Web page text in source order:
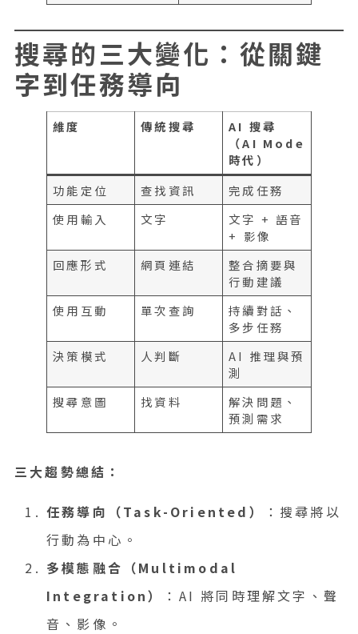
搜尋的三大變化：從關鍵
字到任務導向
維度 傳統搜尋
AI 搜尋
（AI Mode
時代）
功能定位
查找資訊
完成任務
使用輸入
文字
文字 + 語音
+ 影像
回應形式
網頁連結
整合摘要與
行動建議
使用互動
單次查詢
持續對話、
多步任務
決策模式
人判斷
AI 推理與預
測
搜尋意圖
找資料
解決問題、
預測需求
三大趨勢總結：
任務導向（Task-Oriented）
：搜尋將以
行動為中心。
多模態融合（Multimodal
Integration）
：AI 將同時理解文字、聲
音、影像。